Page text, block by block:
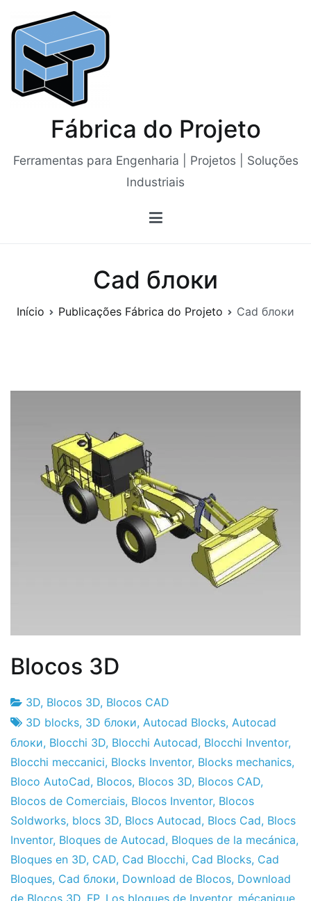
para
conteúdo
Fábrica do Projeto
Ferramentas para Engenharia | Projetos | Soluções
Industriais
Cad блоки
Início Publicações Fábrica do Projeto Cad блоки
Blocos 3D
Fabrica
do
Projeto
5
de
Janeiro
de
2011
3D, Blocos 3D, Blocos CAD
3D blocks, 3D блоки, Autocad Blocks, Autocad
блоки, Blocchi 3D, Blocchi Autocad, Blocchi Inventor,
Blocchi meccanici, Blocks Inventor, Blocks mechanics,
Bloco AutoCad, Blocos, Blocos 3D, Blocos CAD,
Blocos de Comerciais, Blocos Inventor, Blocos
Soldworks, blocs 3D, Blocs Autocad, Blocs Cad, Blocs
Inventor, Bloques de Autocad, Bloques de la mecánica,
Bloques en 3D, CAD, Cad Blocchi, Cad Blocks, Cad
Bloques, Cad блоки, Download de Blocos, Download